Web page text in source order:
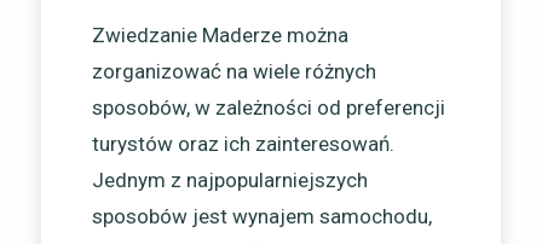
Zwiedzanie Maderze można
zorganizować na wiele różnych
sposobów, w zależności od preferencji
turystów oraz ich zainteresowań.
Jednym z najpopularniejszych
sposobów jest wynajem samochodu,